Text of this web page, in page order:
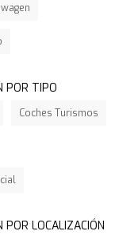
POR TIPO
Coches Turismos
POR LOCALIZACIÓN